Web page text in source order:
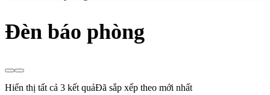
Đèn báo phòng
Hiển thị tất cả 3 kết quảĐã sắp xếp theo mới nhất